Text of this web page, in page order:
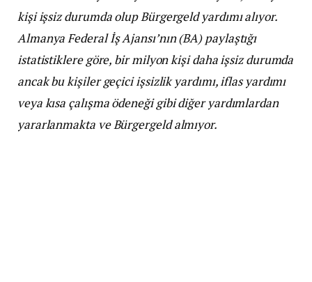
kişi işsiz durumda olup Bürgergeld yardımı alıyor.
Almanya Federal İş Ajansı’nın (BA) paylaştığı
istatistiklere göre, bir milyon kişi daha işsiz durumda
ancak bu kişiler geçici işsizlik yardımı, iflas yardımı
veya kısa çalışma ödeneği gibi diğer yardımlardan
yararlanmakta ve Bürgergeld almıyor.